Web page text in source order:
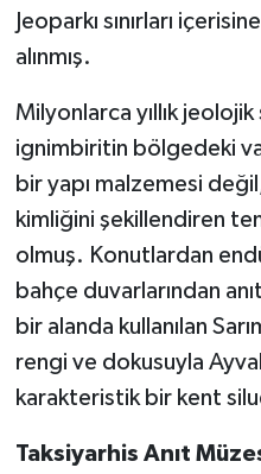
Jeoparkı sınırları
alınmış.
Milyonlarca yıllık
ignimbiritin bölgedeki
bir yapı malzemesi
kimliğini şekillendiren
olmuş. Konutlardan
bahçe duvarlarından
bir alanda kullanılan
rengi ve dokusuyla
karakteristik bir kent
Taksiyarhis Anıt